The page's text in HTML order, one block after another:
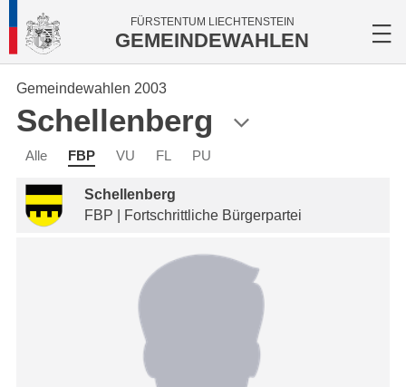
FÜRSTENTUM LIECHTENSTEIN
GEMEINDEWAHLEN
Gemeindewahlen 2003
Schellenberg
Alle FBP VU FL PU
Schellenberg
FBP | Fortschrittliche Bürgerpartei